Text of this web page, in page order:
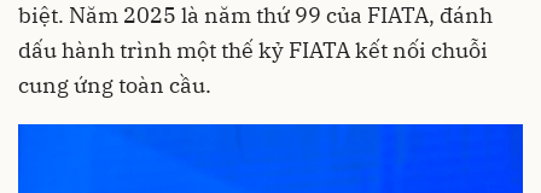
biệt. Năm 2025 là năm thứ 99 của FIATA, đánh
dấu hành trình một thế kỷ FIATA kết nối chuỗi
cung ứng toàn cầu.